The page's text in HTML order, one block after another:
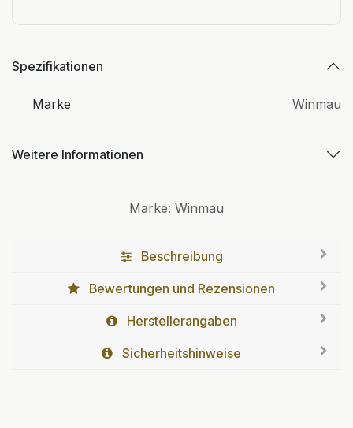
Spezifikationen
Marke Winmau
Weitere Informationen
Marke: Winmau
Beschreibung
Bewertungen und Rezensionen
Herstellerangaben
Sicherheitshinweise